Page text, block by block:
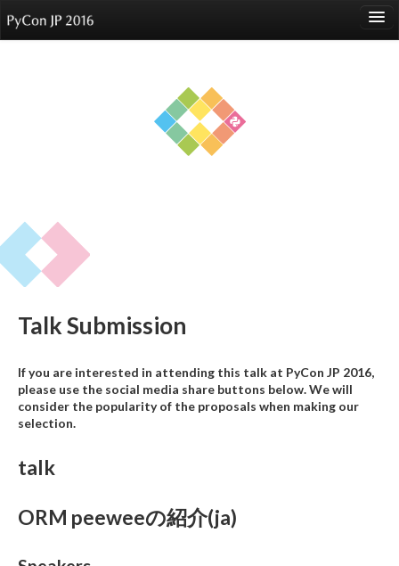
Sponsors
Participants
Reports
Talk Submission
If you are interested in attending this talk at PyCon JP 2016,
please use the social media share buttons below. We will
consider the popularity of the proposals when making our
selection.
talk
ORM peeweeの紹介(ja)